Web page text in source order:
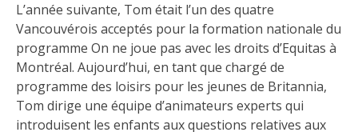
L’année suivante, Tom était l’un des quatre
Vancouvérois acceptés pour la formation nationale du
programme On ne joue pas avec les droits d’Equitas à
Montréal. Aujourd’hui, en tant que chargé de
programme des loisirs pour les jeunes de Britannia,
Tom dirige une équipe d’animateurs experts qui
introduisent les enfants aux questions relatives aux